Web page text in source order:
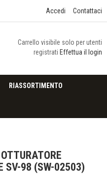
Accedi Contattaci
Carrello visibile solo per utenti
registrati Effettua il login
RIASSORTIMENTO
SV-98 (SW-02503)